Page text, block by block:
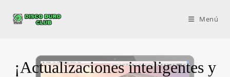
Menú
¡Actualizaciones inteligentes y